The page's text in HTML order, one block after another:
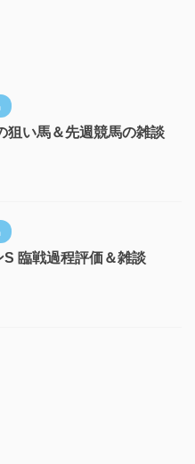
狙い馬＆先週競馬の雑談
臨戦過程評価＆雑談